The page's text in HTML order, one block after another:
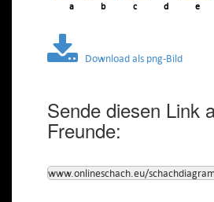
a b c d e
Download als png-Bild
Sende diesen Link
Freunde:
www.onlineschach.eu/